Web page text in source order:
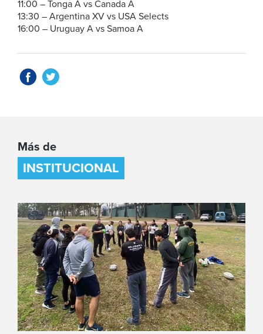
11:00 – Tonga A vs Canada A
13:30 – Argentina XV vs USA Selects
16:00 – Uruguay A vs Samoa A
Más de
INSTITUCIONAL